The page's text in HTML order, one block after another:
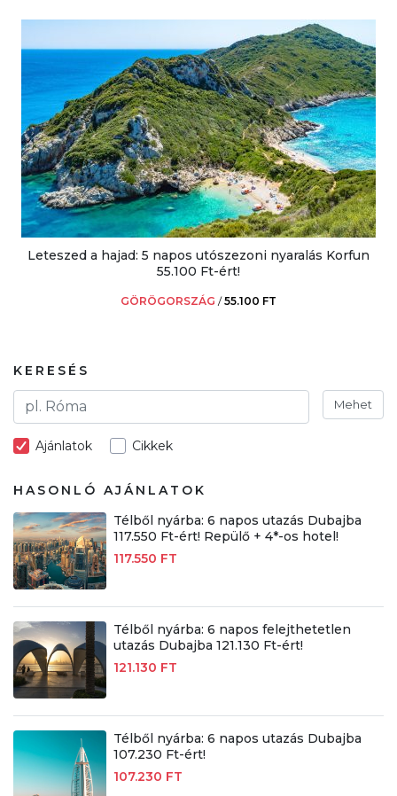
Leteszed a hajad: 5 napos utószezoni nyaralás Korfun
55.100 Ft-ért!
GÖRÖGORSZÁG /55.100 FT
KERESÉS
Mehet
Ajánlatok Cikkek
HASONLÓ AJÁNLATOK
Télből nyárba: 6 napos utazás Dubajba
117.550 Ft-ért! Repülő + 4*-os hotel!
117.550 FT
Télből nyárba: 6 napos felejthetetlen
utazás Dubajba 121.130 Ft-ért!
121.130 FT
Télből nyárba: 6 napos utazás Dubajba
107.230 Ft-ért!
107.230 FT